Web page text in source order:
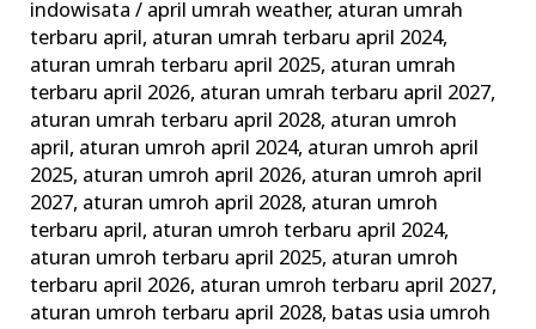
indowisata/ april umrah weather, aturan umrah
terbaru april, aturan umrah terbaru april 2024,
aturan umrah terbaru april 2025, aturan umrah
terbaru april 2026, aturan umrah terbaru april 2027,
aturan umrah terbaru april 2028, aturan umroh
april, aturan umroh april 2024, aturan umroh april
2025, aturan umroh april 2026, aturan umroh april
2027, aturan umroh april 2028, aturan umroh
terbaru april, aturan umroh terbaru april 2024,
aturan umroh terbaru april 2025, aturan umroh
terbaru april 2026, aturan umroh terbaru april 2027,
aturan umroh terbaru april 2028, batas usia umroh
Wajib
dan
Tips
Memilih
Agen
Travel
Terbaik